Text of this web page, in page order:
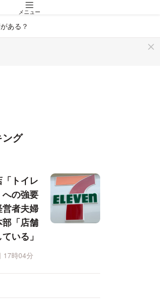
メニュー
ある？
グ
トイレ
の強要
者夫婦
「店舗
いる」
17時04分